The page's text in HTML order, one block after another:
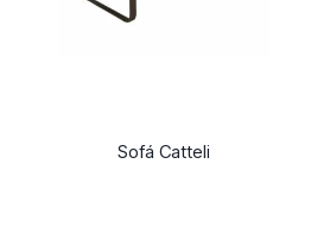
Sofá Catteli